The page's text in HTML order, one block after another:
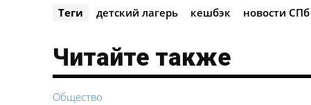
Теги детский лагерь кешбэк новости СПб
Читайте также
Общество